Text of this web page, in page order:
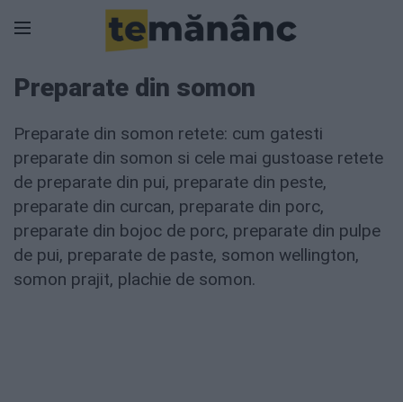
Preparate din somon
Preparate din somon retete: cum gatesti
preparate din somon si cele mai gustoase retete
de preparate din pui, preparate din peste,
preparate din curcan, preparate din porc,
preparate din bojoc de porc, preparate din pulpe
de pui, preparate de paste, somon wellington,
somon prajit, plachie de somon.